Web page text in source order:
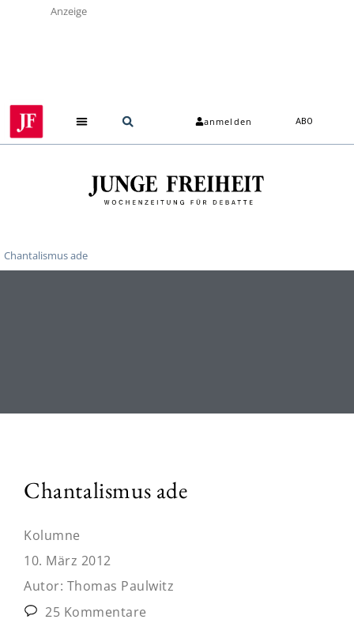
Anzeige
anmelden ABO
Chantalismus ade
Chantalismus ade
Kolumne
10. März 2012
Autor: Thomas Paulwitz
25 Kommentare